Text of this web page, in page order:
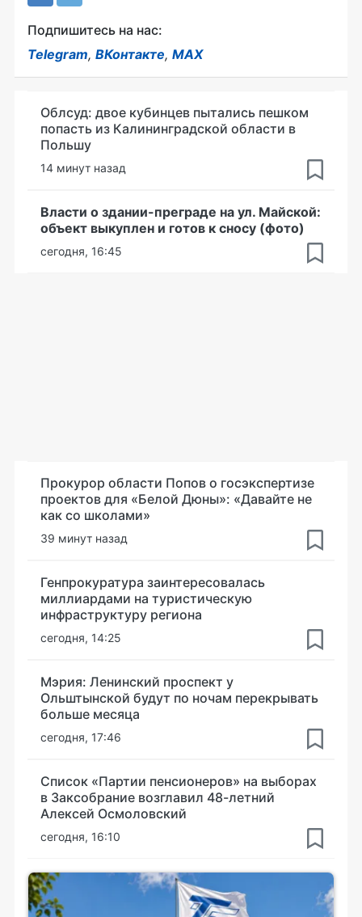
Подпишитесь на нас:
Telegram, ВКонтакте, MAX
Облсуд: двое кубинцев пытались пешком
попасть из Калининградской области в
Польшу
14 минут назад
Власти о здании-преграде на ул. Майской:
объект выкуплен и готов к сносу (фото)
сегодня, 16:45
Прокурор области Попов о госэкспертизе
проектов для «Белой Дюны»: «Давайте не
как со школами»
39 минут назад
Генпрокуратура заинтересовалась
миллиардами на туристическую
инфраструктуру региона
сегодня, 14:25
Мэрия: Ленинский проспект у
Ольштынской будут по ночам перекрывать
больше месяца
сегодня, 17:46
Список «Партии пенсионеров» на выборах
в Заксобрание возглавил 48-летний
Алексей Осмоловский
сегодня, 16:10